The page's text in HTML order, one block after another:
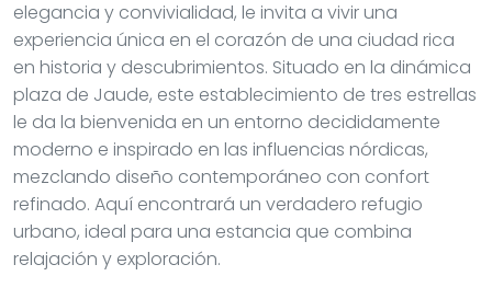
elegancia y convivialidad, le invita a vivir una
experiencia única en el corazón de una ciudad rica
en historia y descubrimientos. Situado en la dinámica
plaza de Jaude, este establecimiento de tres estrellas
le da la bienvenida en un entorno decididamente
moderno e inspirado en las influencias nórdicas,
mezclando diseño contemporáneo con confort
refinado. Aquí encontrará un verdadero refugio
urbano, ideal para una estancia que combina
relajación y exploración.